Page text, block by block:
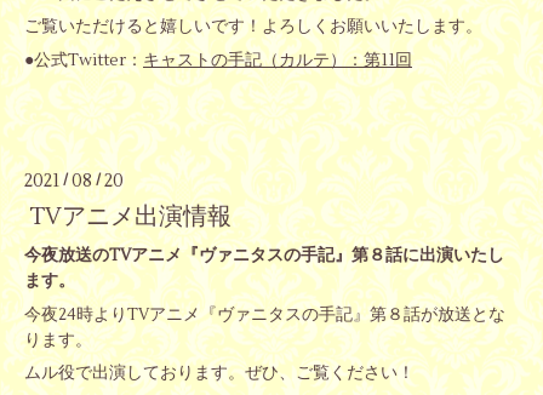
ご覧いただけると嬉しいです！よろしくお願いいたします。
●公式Twitter： キャストの手記（カルテ）：第11回
2021 / 08/20
TVアニメ出演情報
今夜放送のTVアニメ『ヴァニタスの手記』第８話に出演いたし
ます。
今夜24時よりTVアニメ『ヴァニタスの手記』第８話が放送とな
ります。
ムル役で出演しております。ぜひ、ご覧ください！